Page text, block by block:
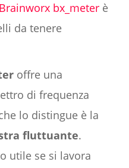
Brainworx bx_meterè
da tenere
offre una
di frequenza
lo distingue è la
fluttuante.
utile se si lavora